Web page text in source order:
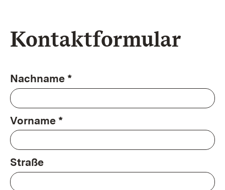
Kontaktformular
Nachname *
Vorname *
Straße